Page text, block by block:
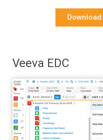
Veeva EDC